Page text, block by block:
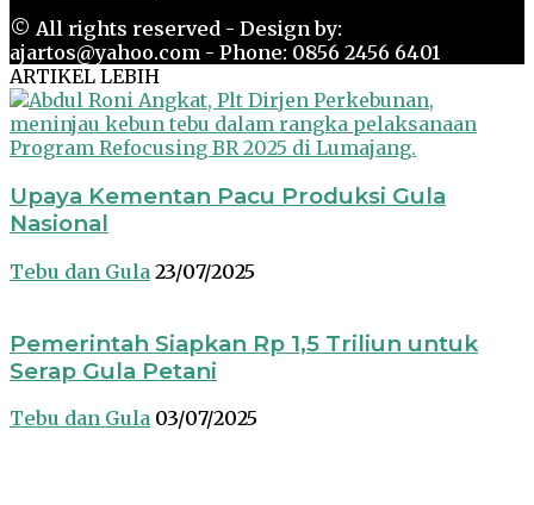
© All rights reserved - Design by:
ajartos@yahoo.com - Phone: 0856 2456 6401
ARTIKEL LEBIH
Upaya Kementan Pacu Produksi Gula
Nasional
Tebu dan Gula 23/07/2025
Pemerintah Siapkan Rp 1,5 Triliun untuk
Serap Gula Petani
Tebu dan Gula 03/07/2025